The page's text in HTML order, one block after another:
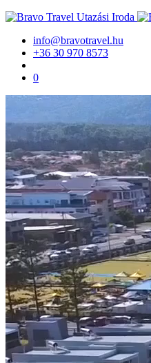
info@bravotravel.hu
+36 30 970 8573
0